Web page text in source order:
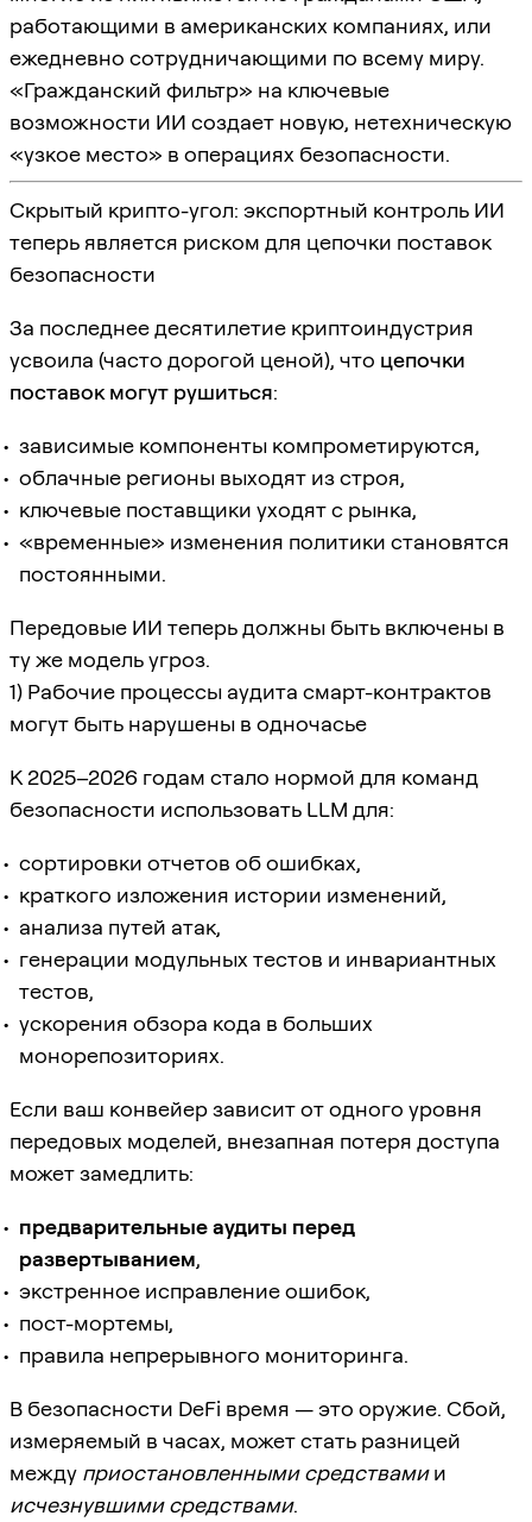
работающими в американских компаниях, или
ежедневно сотрудничающими по всему миру.
«Гражданский фильтр» на ключевые
возможности ИИ создает новую, нетехническую
«узкое место» в операциях безопасности.
Скрытый крипто-угол: экспортный контроль ИИ
теперь является риском для цепочки поставок
безопасности
За последнее десятилетие криптоиндустрия
усвоила (часто дорогой ценой), что цепочки
поставок могут рушиться:
зависимые компоненты компрометируются,
облачные регионы выходят из строя,
ключевые поставщики уходят с рынка,
«временные» изменения политики становятся
постоянными.
Передовые ИИ теперь должны быть включены в
ту же модель угроз.
1) Рабочие процессы аудита смарт-контрактов
могут быть нарушены в одночасье
К 2025–2026 годам стало нормой для команд
безопасности использовать LLM для:
сортировки отчетов об ошибках,
краткого изложения истории изменений,
анализа путей атак,
генерации модульных тестов и инвариантных
тестов,
ускорения обзора кода в больших
монорепозиториях.
Если ваш конвейер зависит от одного уровня
передовых моделей, внезапная потеря доступа
может замедлить:
предварительные аудиты перед
развертыванием,
экстренное исправление ошибок,
пост-мортемы,
правила непрерывного мониторинга.
В безопасности DeFi время — это оружие. Сбой,
измеряемый в часах, может стать разницей
между приостановленными средствамии
исчезнувшими средствами.